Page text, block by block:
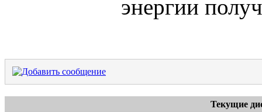
энергии
Текущие